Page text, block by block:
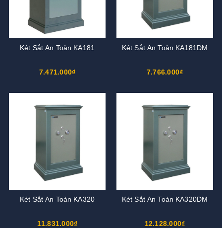
Két Sắt An Toàn KA181
7.471.000₫
Két Sắt An Toàn KA181DM
7.766.000₫
Két Sắt An Toàn KA320
11.831.000₫
Két Sắt An Toàn KA320DM
12.128.000₫